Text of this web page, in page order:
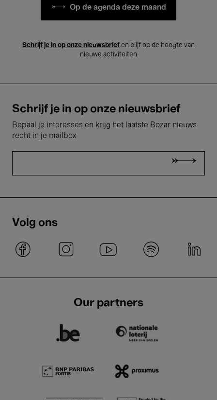
Op de agenda deze maand
Schrijf je in op onze nieuwsbrief en blijf op de hoogte van
nieuwe activiteiten
Schrijf je in op onze nieuwsbrief
Bepaal je interesses en krijg het laatste Bozar nieuws
recht in je mailbox
Volg ons
Our partners